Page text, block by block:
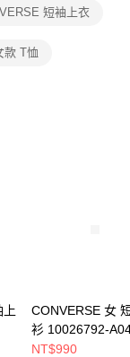
home
後付」服務完成之交
同意方可使用
本公司不負相關責
短袖上衣
款 T恤
上
CONVERSE 女
衫 10026792-
NT$990